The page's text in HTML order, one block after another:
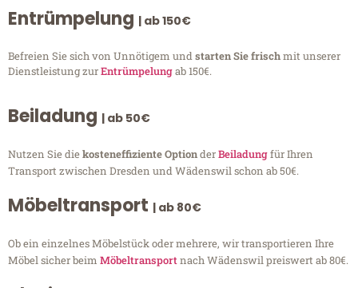
Entrümpelung | ab 150€
Befreien Sie sich von Unnötigem undstarten Sie frischmit unserer
Dienstleistung zurEntrümpelungab 150€.
Beiladung | ab 50€
Nutzen Sie diekosteneffiziente OptionderBeiladungfür Ihren
Transport zwischen Dresden und Wädenswil schon ab 50€.
Möbeltransport | ab 80€
Ob ein einzelnes Möbelstück oder mehrere, wir transportieren Ihre
Möbel sicher beim Möbeltransportnach Wädenswil preiswert ab 80€.